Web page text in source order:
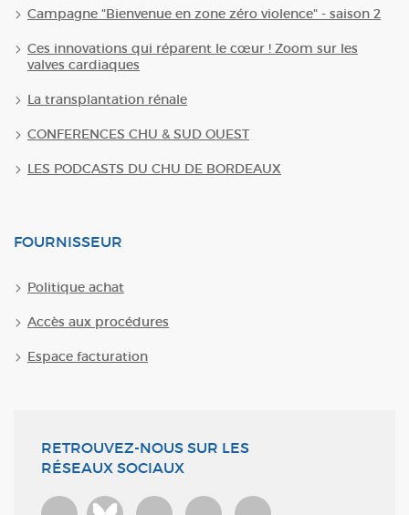
Campagne "Bienvenue en zone zéro violence" - saison 2
Ces innovations qui réparent le cœur ! Zoom sur les
valves cardiaques
La transplantation rénale
CONFERENCES CHU & SUD OUEST
LES PODCASTS DU CHU DE BORDEAUX
FOURNISSEUR
Politique achat
Accès aux procédures
Espace facturation
RETROUVEZ-NOUS SUR LES
RÉSEAUX SOCIAUX